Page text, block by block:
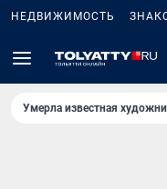
НЕДВИЖИМОСТЬ
Умерла известная